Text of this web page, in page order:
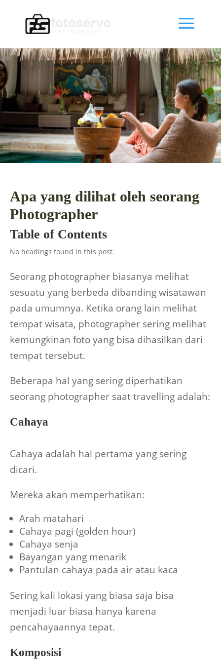
Apa yang dilihat oleh seorang
Photographer
Table of Contents
No headings found in this post.
Seorang photographer biasanya melihat
sesuatu yang berbeda dibanding wisatawan
pada umumnya. Ketika orang lain melihat
tempat wisata, photographer sering melihat
kemungkinan foto yang bisa dihasilkan dari
tempat tersebut.
Beberapa hal yang sering diperhatikan
seorang photographer saat travelling adalah:
Cahaya
Cahaya adalah hal pertama yang sering
dicari.
Mereka akan memperhatikan:
Arah matahari
Cahaya pagi (golden hour)
Cahaya senja
Bayangan yang menarik
Pantulan cahaya pada air atau kaca
Sering kali lokasi yang biasa saja bisa
menjadi luar biasa hanya karena
pencahayaannya tepat.
Komposisi